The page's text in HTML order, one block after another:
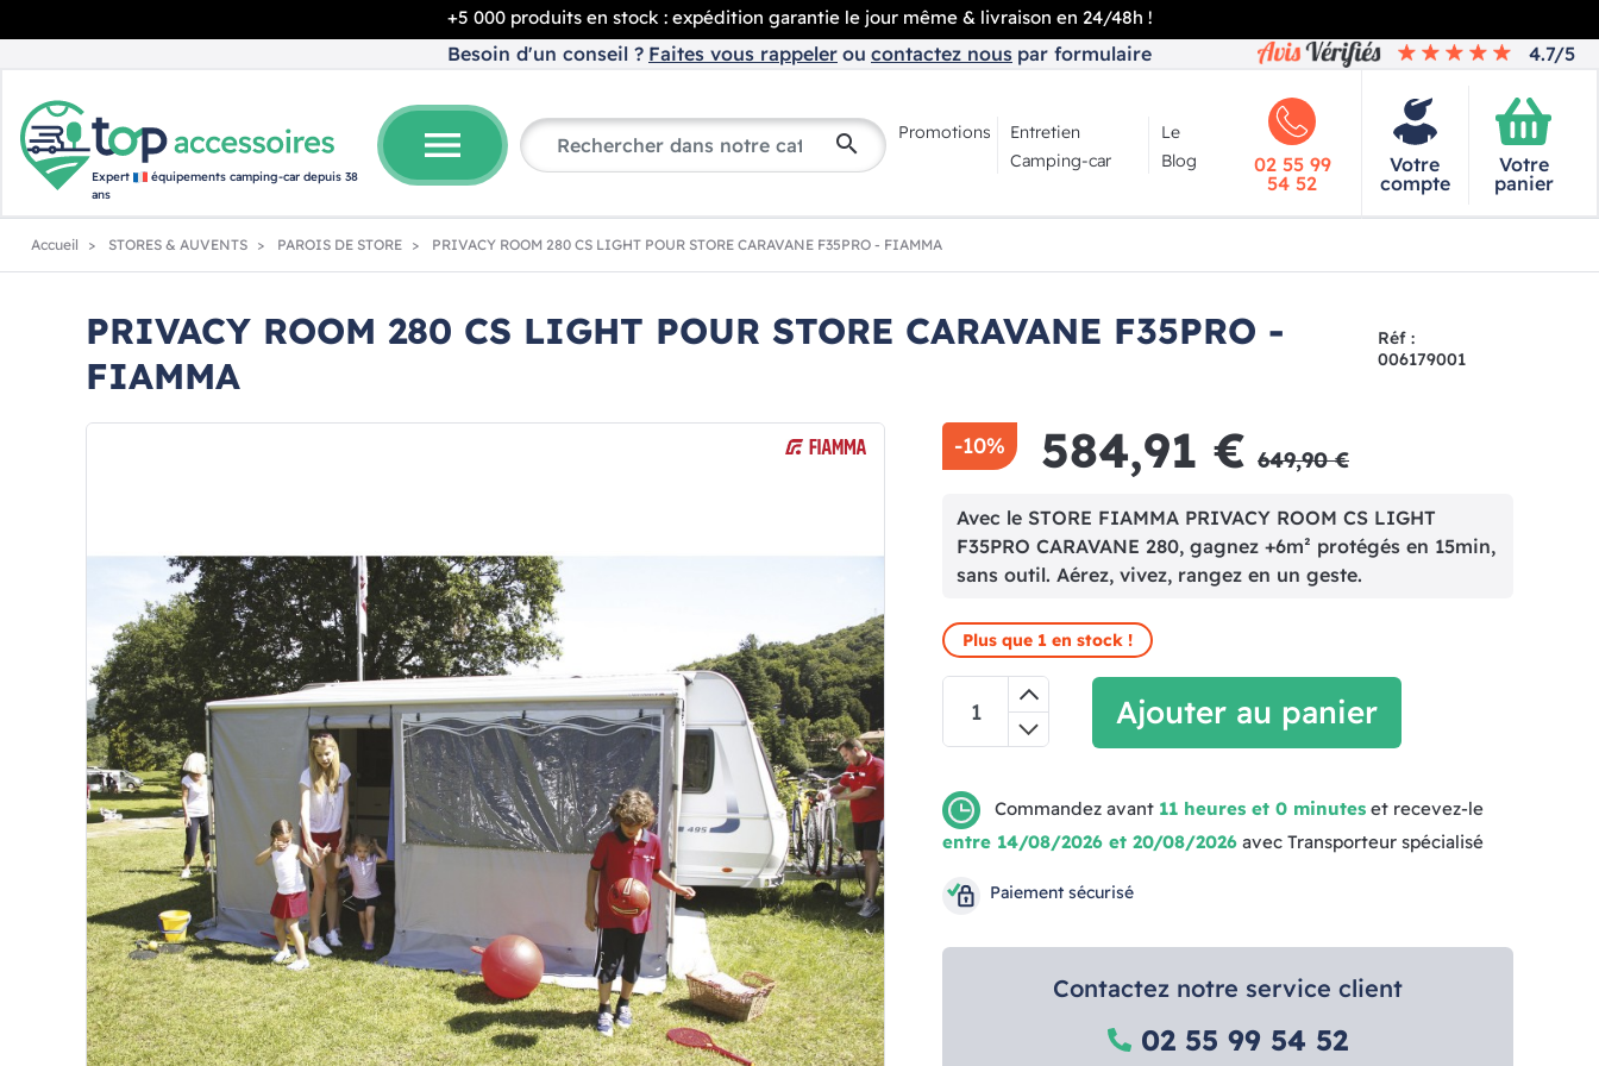
+5 000 produits en stock : expédition garantie le jour même & livraison en 24/48h !
Besoin d'un conseil ? Faites vous rappeler ou contactez nous par formulaire 4.7/5
Expert
équipements camping-car depuis 38
ans
menu search Promotions
Entretien
Camping-car
Le
Blog
02 55 99
54 52
Votre
compte
Votre
panier
Accueil STORES & AUVENTS PAROIS DE STORE PRIVACY ROOM 280 CS LIGHT POUR STORE CARAVANE F35PRO - FIAMMA
PRIVACY ROOM 280 CS LIGHT POUR STORE CARAVANE F35PRO -
FIAMMA
Réf :
006179001
-10% 584,91 € 649,90 €
Avec le STORE FIAMMA PRIVACY ROOM CS LIGHT
F35PRO CARAVANE 280, gagnez +6m² protégés en 15min,
sans outil. Aérez, vivez, rangez en un geste.
Plus que 1 en stock !
Ajouter au panier
Commandez avant 11 heures et 0 minutes et recevez-le
entre 14/08/2026 et 20/08/2026 avec Transporteur spécialisé
Paiement sécurisé
Contactez notre service client
02 55 99 54 52